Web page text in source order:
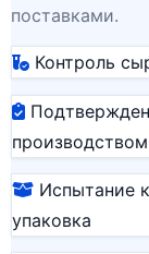
поставками.
Контроль
производством
Испытание
упаковка